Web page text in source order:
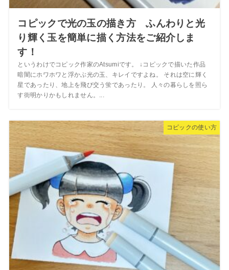
コピックで光の玉の描き方 ふんわりと光
り輝く玉を簡単に描く方法をご紹介しま
す！
というわけでコピック作家のAtsumiです。 ↓コピックで描いた作品
暗闇にホワホワと浮かぶ光の玉、キレイですよね。 それは空に輝く
星であったり、地上を飛び交う蛍であったり。 人々の暮らしを照ら
す街明かりかもしれません。...
コピックの使い方